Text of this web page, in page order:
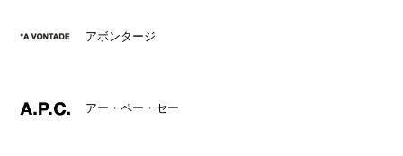
アボンタージ
アー・ペー・セー